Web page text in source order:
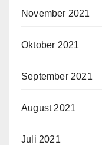
November 2021
Oktober 2021
September 2021
August 2021
Juli 2021